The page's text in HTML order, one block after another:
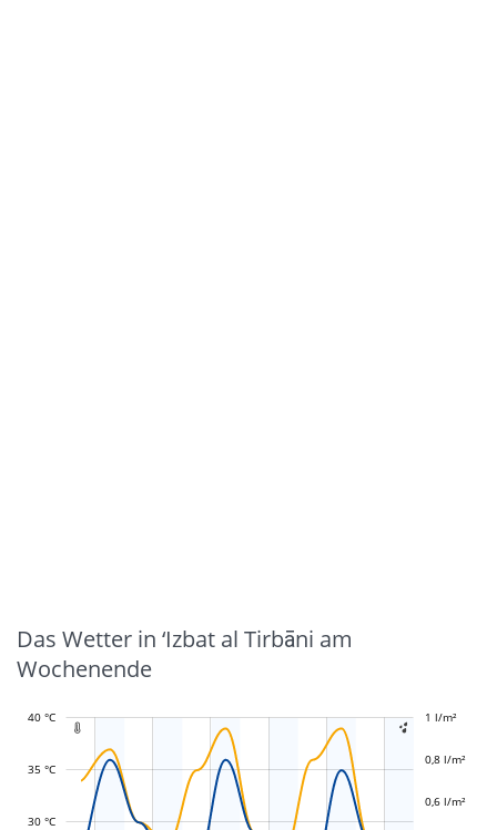
Das Wetter in ‘Izbat al Tirbāni am
Wochenende
 
30 °C
40 °C
35 °C
-0,4 l/m²
-0,2 l/m²
0,6 l/m²
0,8 l/m²
1 l/m²
1,2 l/m²